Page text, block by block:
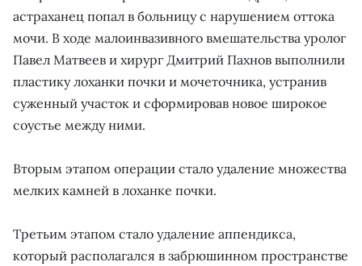
астраханец попал в больницу с нарушением оттока
мочи. В ходе малоинвазивного вмешательства уролог
Павел Матвеев и хирург Дмитрий Пахнов выполнили
пластику лоханки почки и мочеточника, устранив
суженный участок и сформировав новое широкое
соустье между ними.
Вторым этапом операции стало удаление множества
мелких камней в лоханке почки.
Третьим этапом стало удаление аппендикса,
который располагался в забрюшинном пространстве